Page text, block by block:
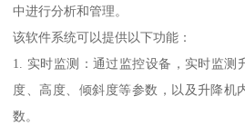
中进行分析和管理。
该软件系统可以提供以下功能：
1. 实时监测：通过监控设备，实时监测
度、高度、倾斜度等参数，以及升降机
数。